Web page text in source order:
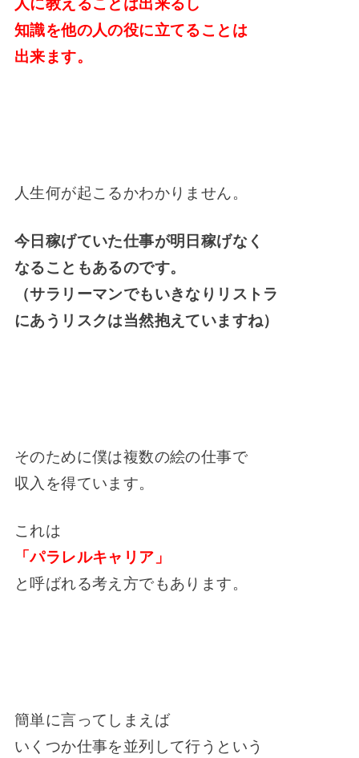
人に教えることは出来るし
知識を他の人の役に立てることは
出来ます。
人生何が起こるかわかりません。
今日稼げていた仕事が明日稼げなく
なることもあるのです。
（サラリーマンでもいきなりリストラ
にあうリスクは当然抱えていますね）
そのために僕は複数の絵の仕事で
収入を得ています。
これは
「パラレルキャリア」
と呼ばれる考え方でもあります。
簡単に言ってしまえば
いくつか仕事を並列して行うという